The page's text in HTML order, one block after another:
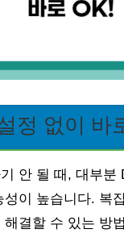
정 없이 바
안 될 때, 대부분
성이 높습니다. 복
결할 수 있는 방